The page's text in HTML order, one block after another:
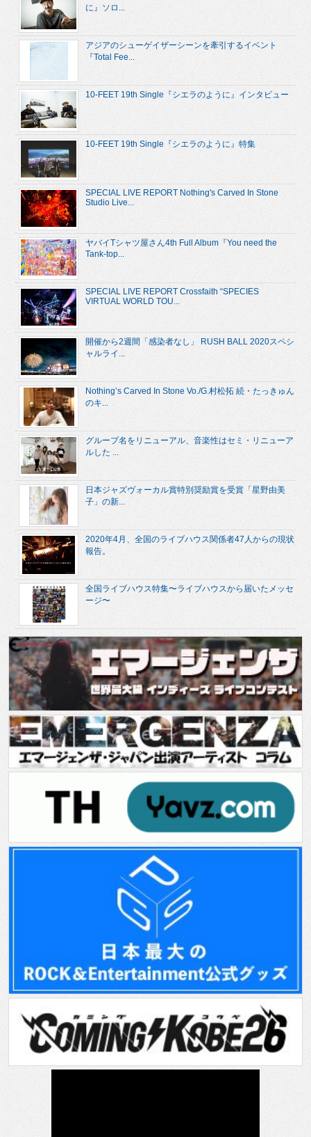
に』ソロ...
アジアのシューゲイザーシーンを牽引するイベント
『Total Fee...
10-FEET 19th Single『シエラのように』インタビュー
10-FEET 19th Single『シエラのように』特集
SPECIAL LIVE REPORT Nothing's Carved In Stone
Studio Live...
ヤバイTシャツ屋さん4th Full Album『You need the
Tank-top...
SPECIAL LIVE REPORT Crossfaith “SPECIES
VIRTUAL WORLD TOU...
開催から2週間「感染者なし」 RUSH BALL 2020スペシ
ャルライ...
Nothing’s Carved In Stone Vo./G.村松拓 続・たっきゅん
のキ...
グループ名をリニューアル、音楽性はセミ・リニューア
ルした ...
日本ジャズヴォーカル賞特別奨励賞を受賞「星野由美
子」の新...
2020年4月、全国のライブハウス関係者47人からの現状
報告。
全国ライブハウス特集〜ライブハウスから届いたメッセ
ージ〜